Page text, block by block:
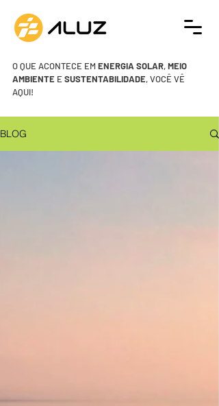
O QUE ACONTECE EMENERGIA SOLAR,MEIO
AMBIENTE E SUSTENTABILIDADE, VOCÊ VÊ
AQUI!
BLOG